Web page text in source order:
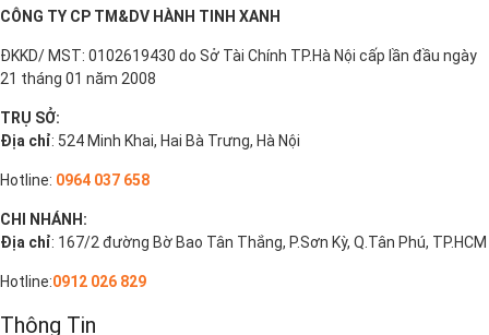
CÔNG TY CP TM&DV HÀNH TINH XANH
ĐKKD/ MST: 0102619430 do Sở Tài Chính TP.Hà Nội cấp lần đầu ngày
21 tháng 01 năm 2008
TRỤ SỞ:
Địa chỉ: 524 Minh Khai, Hai Bà Trưng, Hà Nội
Hotline: 0964 037 658
CHI NHÁNH:
Địa chỉ: 167/2 đường Bờ Bao Tân Thắng, P.Sơn Kỳ, Q.Tân Phú, TP.HCM
Hotline:0912 026 829
Thông Tin